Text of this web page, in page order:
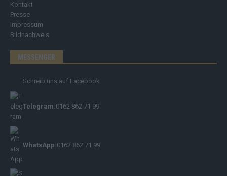
Kontakt
Presse
Impressum
Bildnachweis
MESSENGER
Schreib uns auf Facebook
Telegram:0162 862 71 99
WhatsApp:0162 862 71 99